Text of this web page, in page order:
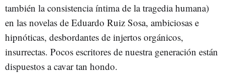
también la consistencia íntima de la tragedia humana)
en las novelas de Eduardo Ruiz Sosa, ambiciosas e
hipnóticas, desbordantes de injertos orgánicos,
insurrectas. Pocos escritores de nuestra generación están
dispuestos a cavar tan hondo.